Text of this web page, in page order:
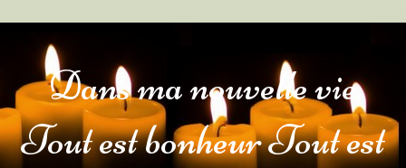
Dans ma nouvelle vie
Tout est bonheur Tout est